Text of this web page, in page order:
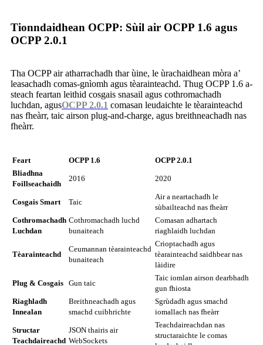
Tionndaidhean OCPP: Sùil air OCPP 1.6 agus
OCPP 2.0.1
Tha OCPP air atharrachadh thar ùine, le ùrachaidhean mòra a’
leasachadh comas-gnìomh agus tèarainteachd. Thug OCPP 1.6 a-
steach feartan leithid cosgais snasail agus cothromachadh
luchdan, agusOCPP 2.0.1 comasan leudaichte le tèarainteachd
nas fheàrr, taic airson plug-and-charge, agus breithneachadh nas
fheàrr.
Feart OCPP 1.6
OCPP 2.0.1
Bliadhna
Foillseachaidh
2016 2020
Cosgais Smart Taic
Air a neartachadh le
sùbailteachd nas fheàrr
Cothromachadh
Luchdan
Cothromachadh luchd
bunaiteach
Comasan adhartach
riaghlaidh luchdan
Tèarainteachd
Ceumannan tèarainteachd
bunaiteach
Crioptachadh agus
tèarainteachd saidhbear nas
làidire
Plug & Cosgais Gun taic
Taic iomlan airson dearbhadh
gun fhiosta
Riaghladh
Innealan
Breithneachadh agus
smachd cuibhrichte
Sgrùdadh agus smachd
iomallach nas fheàrr
Structar
Teachdaireachd
JSON thairis air
WebSockets
Teachdaireachdan nas
structaraichte le comas